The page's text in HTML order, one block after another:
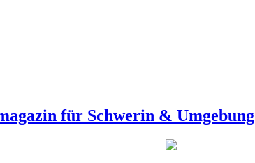
für Schwerin & Umgebung